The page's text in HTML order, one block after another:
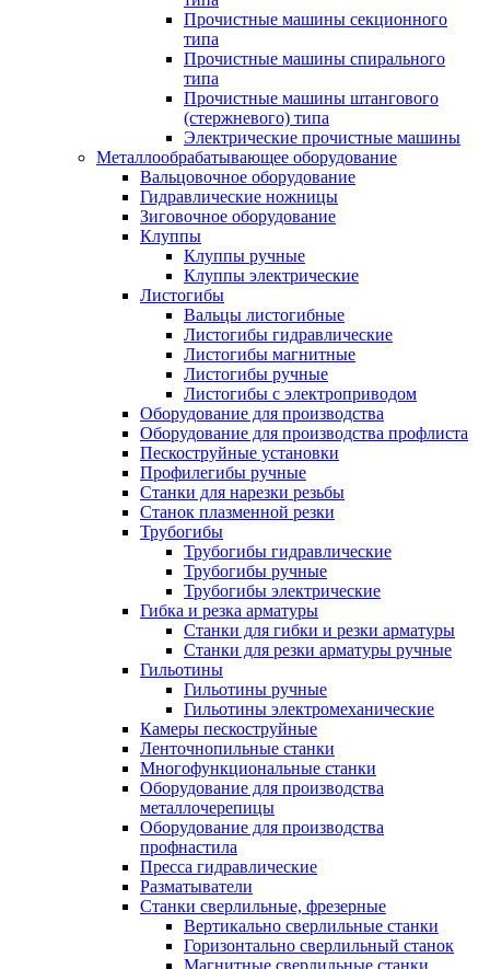
Прочистные машины секционного
типа
Прочистные машины спирального
типа
Прочистные машины штангового
(стержневого) типа
Электрические прочистные машины
Металлообрабатывающее оборудование
Вальцовочное оборудование
Гидравлические ножницы
Зиговочное оборудование
Клуппы
Клуппы ручные
Клуппы электрические
Листогибы
Вальцы листогибные
Листогибы гидравлические
Листогибы магнитные
Листогибы ручные
Листогибы с электроприводом
Оборудование для производства
Оборудование для производства профлиста
Пескоструйные установки
Профилегибы ручные
Станки для нарезки резьбы
Станок плазменной резки
Трубогибы
Трубогибы гидравлические
Трубогибы ручные
Трубогибы электрические
Гибка и резка арматуры
Станки для гибки и резки арматуры
Станки для резки арматуры ручные
Гильотины
Гильотины ручные
Гильотины электромеханические
Камеры пескоструйные
Ленточнопильные станки
Многофункциональные станки
Оборудование для производства
металлочерепицы
Оборудование для производства
профнастила
Пресса гидравлические
Разматыватели
Станки сверлильные, фрезерные
Вертикально сверлильные станки
Горизонтально сверлильный станок
Магнитные сверлильные станки